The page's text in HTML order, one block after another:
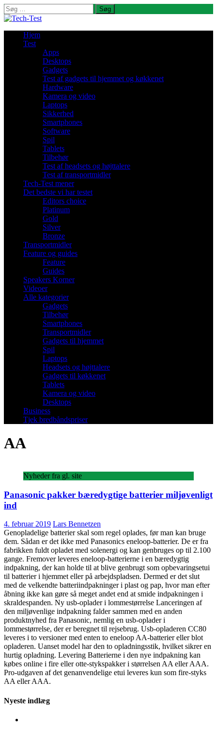
Søg
efter:
Hjem
Test
Apps
Desktops
Gadgets
Test af gadgets til hjemmet og køkkenet
Hardware
Kamera og video
Laptops
Sikkerhed
Smartphones
Software
Spil
Tablets
Tilbehør
Test af headsets og højttalere
Test af transportmidler
Tech-Test mener
Det bedste vi har testet
Editors choice
Platinum
Gold
Silver
Bronze
Transportmidler
Feature og guides
Feature
Guides
Speakers Korner
Videoer
Alle kategorier
Gadgets
Tilbehør
Smartphones
Transportmidler
Gadgets til hjemmet
Spil
Laptops
Headsets og højttalere
Gadgets til køkkenet
Tablets
Kamera og video
Desktops
Business
Tjek bredbåndspriser
AA
Nyheder fra gl. site
Panasonic pakker bæredygtige batterier miljøvenligt
ind
4. februar 2019 Lars Bennetzen
Genopladelige batterier skal som regel oplades, før man kan bruge
dem. Sådan er det ikke med Panasonics eneloop-batterier. De er fra
fabrikken fuldt opladet med solenergi og kan genbruges op til 2.100
gange. Fremover leveres eneloop-batterierne i en bæredygtig
indpakning, der kan holde til at blive genbrugt som opbevaringsetui
til batterier i hjemmet eller på arbejdspladsen. Dermed er det slut
med de velkendte batteriindpakninger i plast og pap, hvor man efter
åbning ikke kan gøre så meget andet end at smide indpakningen i
skraldespanden. Ny usb-oplader i lommestørrelse Lanceringen af
den miljøvenlige indpakning falder sammen med en anden
produktnyhed fra Panasonic, nemlig en usb-oplader i
lommestørrelse, der er beregnet til rejsebrug. Usb-opladeren CC80
leveres i to versioner med enten to eneloop AA-batterier eller blot
opladeren. Uanset model har den to opladningsstik, hvilket sikrer en
hurtig opladning. Levering Batterierne i den nye indpakning kan
købes online i fire eller otte-stykspakker i størrelsen AA eller AAA.
Pro-udgaven af det genanvendelige etui leveres kun som fire-styks
AA eller AAA.
Nyeste indlæg